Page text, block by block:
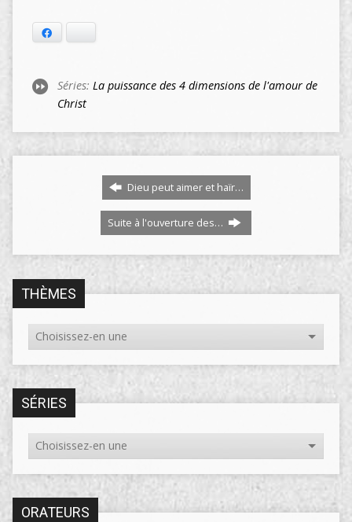
Séries: La puissance des 4 dimensions de l'amour de
Christ
Dieu peut aimer et haïr…
Suite à l'ouverture des…
THÈMES
SÉRIES
ORATEURS